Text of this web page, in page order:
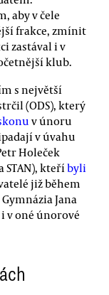
aby v čele
frakce, zmínit
zastával i v
klub.
s největší
(ODS), který
v únoru
v úvahu
Holeček
STAN), kteříbyli
již během
Jana
v oné únorové